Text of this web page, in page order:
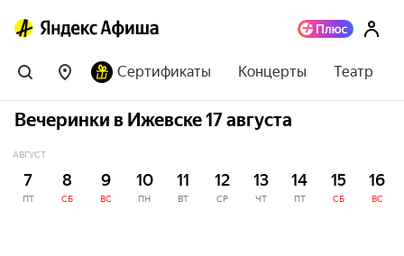
Сертификаты Концерты Театр
Вечеринки в Ижевске 17 августа
АВГУСТ
7
ПТ
8
СБ
9
ВС
10
ПН
11
ВТ
12
СР
13
ЧТ
14
ПТ
15
СБ
16
ВС